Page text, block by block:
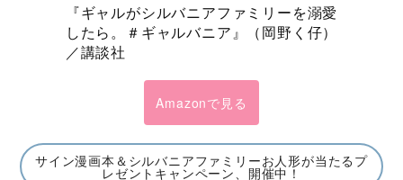
『ギャルがシルバニアファミリーを溺愛
したら。＃ギャルバニア』（岡野く仔）
／講談社
Amazonで見る
サイン漫画本＆シルバニアファミリーお人形が当たるプ
レゼントキャンペーン、開催中！